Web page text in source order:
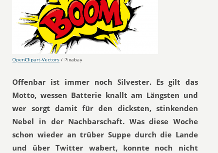
OpenClipart-Vectors / Pixabay
Offenbar ist immer noch Silvester. Es gilt das
Motto, wessen Batterie knallt am Längsten und
wer sorgt damit für den dicksten, stinkenden
Nebel in der Nachbarschaft. Was diese Woche
schon wieder an trüber Suppe durch die Lande
und über Twitter wabert, konnte noch nicht